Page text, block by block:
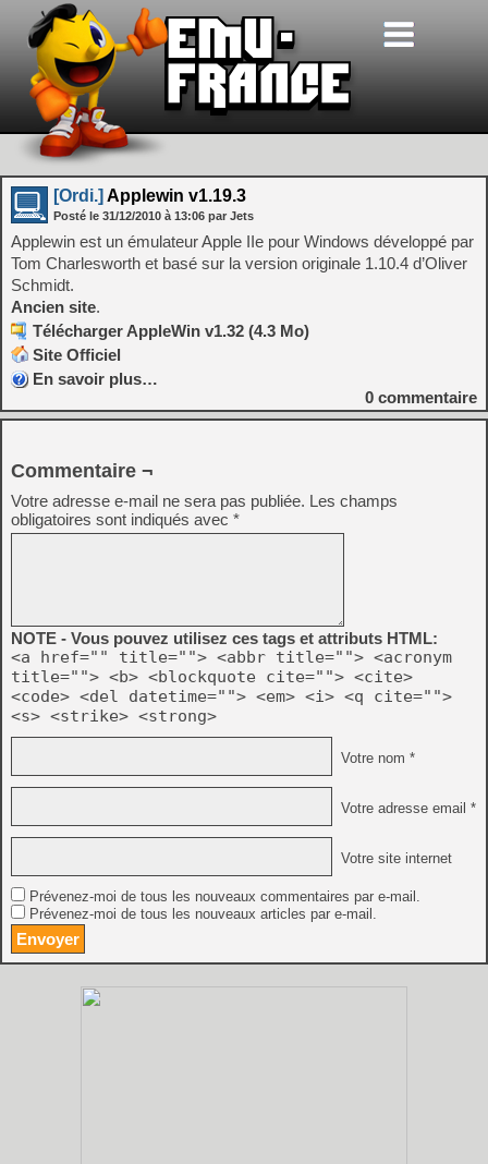
[Ordi.] Applewin v1.19.3
Posté le 31/12/2010 à 13:06 par Jets
Applewin est un émulateur Apple IIe pour Windows développé par
Tom Charlesworth et basé sur la version originale 1.10.4 d’Oliver
Schmidt.
Ancien site.
Télécharger AppleWin v1.32 (4.3 Mo)
Site Officiel
En savoir plus…
0 commentaire
Commentaire ¬
Votre adresse e-mail ne sera pas publiée. Les champs
obligatoires sont indiqués avec *
NOTE - Vous pouvez utilisez ces tags et attributs HTML:
<a href="" title=""> <abbr title=""> <acronym
title=""> <b> <blockquote cite=""> <cite>
<code> <del datetime=""> <em> <i> <q cite="">
<s> <strike> <strong>
Votre nom *
Votre adresse email *
Votre site internet
Prévenez-moi de tous les nouveaux commentaires par e-mail.
Prévenez-moi de tous les nouveaux articles par e-mail.